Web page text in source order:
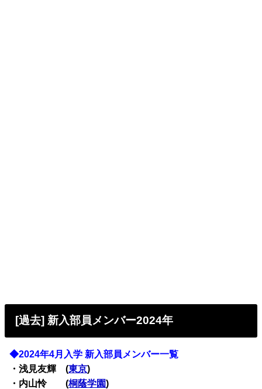
[過去] 新入部員メンバー2024年
◆2024年4月入学 新入部員メンバー一覧
・浅見友輝 (東京)
・内山怜 (桐蔭学園)